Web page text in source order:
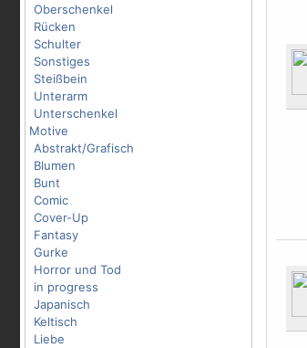
Oberschenkel
Rücken
Schulter
Sonstiges
Steißbein
Unterarm
Unterschenkel
Motive
Abstrakt/Grafisch
Blumen
Bunt
Comic
Cover-Up
Fantasy
Gurke
Horror und Tod
in progress
Japanisch
Keltisch
Liebe